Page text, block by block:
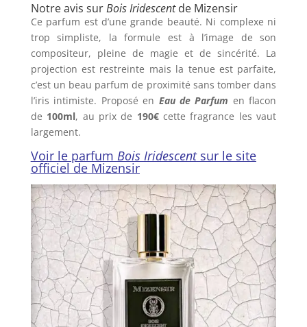
Notre avis surBois Iridescentde Mizensir
Ce parfum est d’une grande beauté. Ni complexe ni
trop simpliste, la formule est à l’image de son
compositeur, pleine de magie et de sincérité. La
projection est restreinte mais la tenue est parfaite,
c’est un beau parfum de proximité sans tomber dans
l’iris intimiste. Proposé en Eau de Parfum en flacon
de 100ml, au prix de 190€cette fragrance les vaut
largement.
Voir le parfum Bois Iridescentsur le site
officiel de Mizensir